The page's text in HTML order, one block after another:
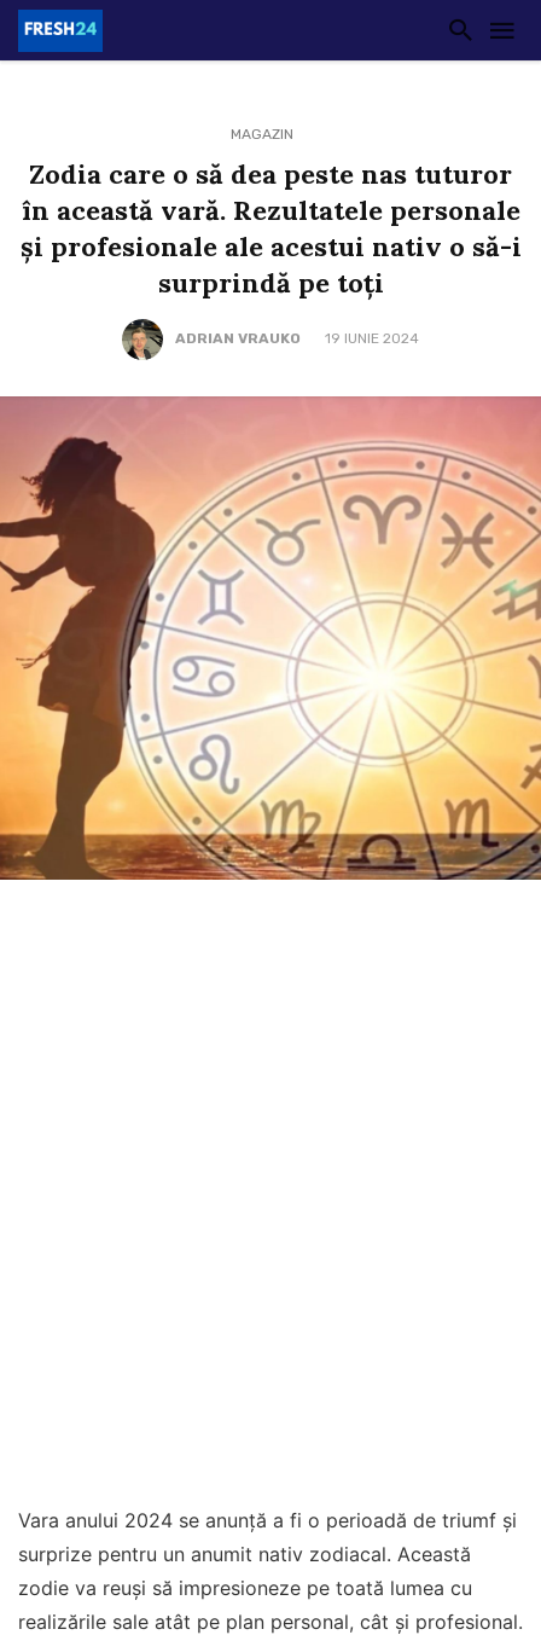
MAGAZIN
Zodia care o să dea peste nas tuturor
în această vară. Rezultatele personale
și profesionale ale acestui nativ o să-i
surprindă pe toți
ADRIAN VRAUKO 19 IUNIE 2024
Vara anului 2024 se anunță a fi o perioadă de triumf și
surprize pentru un anumit nativ zodiacal. Această
zodie va reuși să impresioneze pe toată lumea cu
realizările sale atât pe plan personal, cât și profesional.